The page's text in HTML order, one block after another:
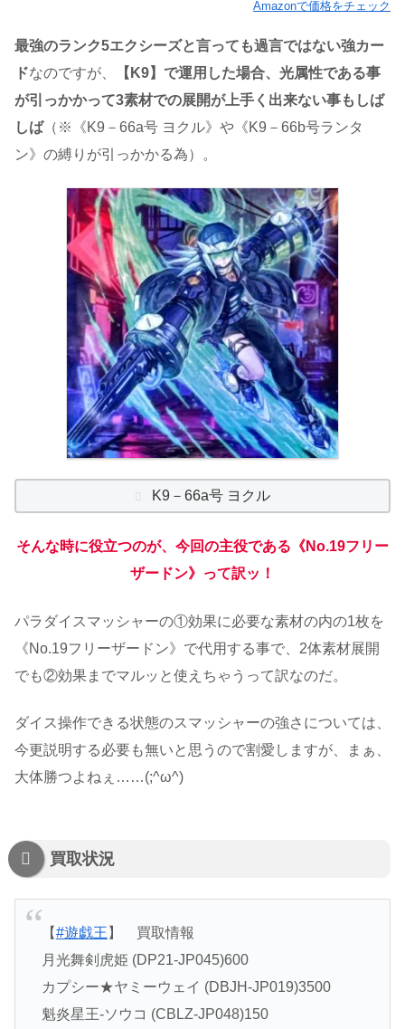
Amazonで価格をチェック
最強のランク5エクシーズと言っても過言ではない強カー
ドなのですが、
【K9】で運用した場合、光属性である事
が引っかかって3素材での展開が上手く出来ない事もしば
しば（※《K9－66a号 ヨクル》や《K9－66b号ランタ
ン》の縛りが引っかかる為）。
K9－66a号 ヨクル
そんな時に役立つのが、今回の主役である《No.19フリー
ザードン》って訳ッ！
パラダイスマッシャーの①効果に必要な素材の内の1枚を
《No.19フリーザードン》で代用する事で、2体素材展開
でも②効果までマルッと使えちゃうって訳なのだ。
ダイス操作できる状態のスマッシャーの強さについては、
今更説明する必要も無いと思うので割愛しますが、まぁ、
大体勝つよねぇ……(;^ω^)
買取状況
【#遊戯王 】 買取情報
月光舞剣虎姫 (DP21-JP045)600
カプシー★ヤミーウェイ (DBJH-JP019)3500
魁炎星王-ソウコ (CBLZ-JP048)150